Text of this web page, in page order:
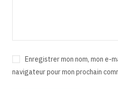
Enregistrer mon nom, mon e-
navigateur pour mon prochain